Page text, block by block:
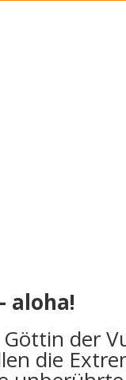
aloha!
Göttin der
die